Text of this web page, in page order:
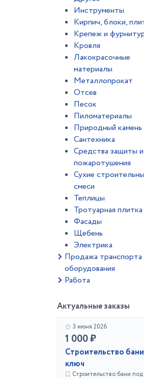
Инструменты
Кирпич, блоки,
Крепеж и
Кровля
Лакокрасочные
материалы
Металлопрокат
Отсев
Песок
Пиломатериалы
Природный камень
Сантехника
Средства защиты и
пожаротушения
Сухие
смеси
Теплицы
Тротуарная плитка
Фасады
Щебень
Электрика
Продажа транспорта
оборудования
Работа
Актуальные заказы
3 июня 2026
1 000 ₽
Строительство
ключ
Строительство бани